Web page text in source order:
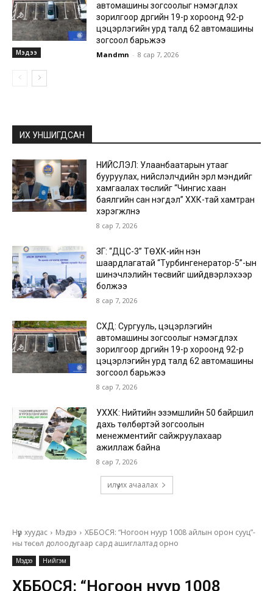
Мэдээ
автомашины зогсоолыг нэмэгдүүлэх
зорилгоор дүүргийн 19-р хороонд 92-р
цэцэрлэгийн урд талд 62 автомашины
зогсоол барьжээ
Mandmn - 8 сар 7, 2026
ИХ УНШИГДСАН
НИЙСЛЭЛ: Улаанбаатарын утааг
бууруулах, нийслэлчүүдийн эрүүл мэндийг
хамгаалах төслийг “Чингис хаан
баялгийн сан нэгдэл” ХХК-тай хамтран
хэрэгжүүлнэ
8 сар 7, 2026
ЗГ: “ДЦС-3” ТӨХК-ийн нэн
шаардлагатай “Турбингенератор-5”-ын
шинэчлэлийн төсвийг шийдвэрлэхээр
болжээ
8 сар 7, 2026
СХД: Сургууль, цэцэрлэгийн
автомашины зогсоолыг нэмэгдүүлэх
зорилгоор дүүргийн 19-р хороонд 92-р
цэцэрлэгийн урд талд 62 автомашины
зогсоол барьжээ
8 сар 7, 2026
УХХК: Нийтийн эзэмшлийн 50 байршил
дахь төлбөртэй зогсоолын
менежментийг сайжруулахаар
ажиллаж байна
8 сар 7, 2026
илүү их ачаалах